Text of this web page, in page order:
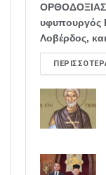
ΟΡΘΟΔΟΞΙΑΣ
υφυπουργός
Λοβέρδος,